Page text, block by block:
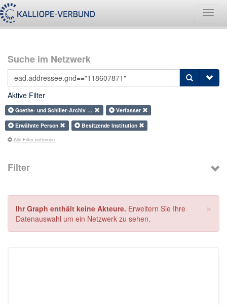
Suche im Netzwerk
Aktive Filter
Goethe- und Schiller-Archiv …
Verfasser
Erwähnte Person
Besitzende Institution
Alle Filter entfernen
Filter
×
Ihr Graph enthält keine Akteure. Erweitern Sie Ihre
Datenauswahl um ein Netzwerk zu sehen.